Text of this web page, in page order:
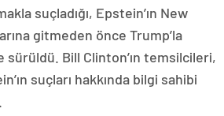
suçladığı, Epstein’ın New
gitmeden önce Trump’la
Bill Clinton’ın temsilcileri,
suçları hakkında bilgi sahibi